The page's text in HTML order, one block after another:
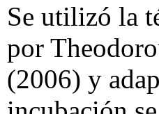
Se utilizó la
por
(2006) y